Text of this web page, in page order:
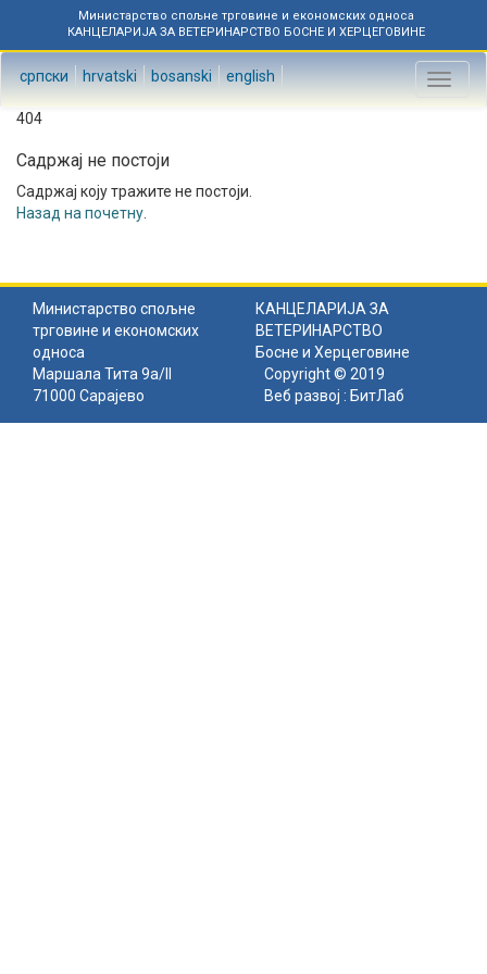
Министарство спољне трговине и економских односа
КАНЦЕЛАРИЈА ЗА ВЕТЕРИНАРСТВО БОСНЕ И ХЕРЦЕГОВИНЕ
српски hrvatski bosanski english
Toggle
404
Садржај не постоји
Садржај коју тражите не постоји.
Назад на почетну
Министарство спољне
трговине и економских
односа
КАНЦЕЛАРИЈА ЗА
ВЕТЕРИНАРСТВО
Босне и Херцеговине
Маршала Тита 9а/II
71000 Сарајево
Copyright © 2019
Веб развој : БитЛаб